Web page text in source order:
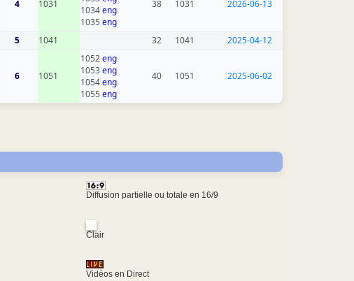
4 1031
1034eng
1035 eng
38 1031 2026-06-13
5 1041 32 1041 2025-04-12
6 1051
1052eng
1053eng
1054eng
1055 eng
40 1051 2025-06-02
Diffusion partielle ou totale en 16/9
Clair
Vidéos en Direct